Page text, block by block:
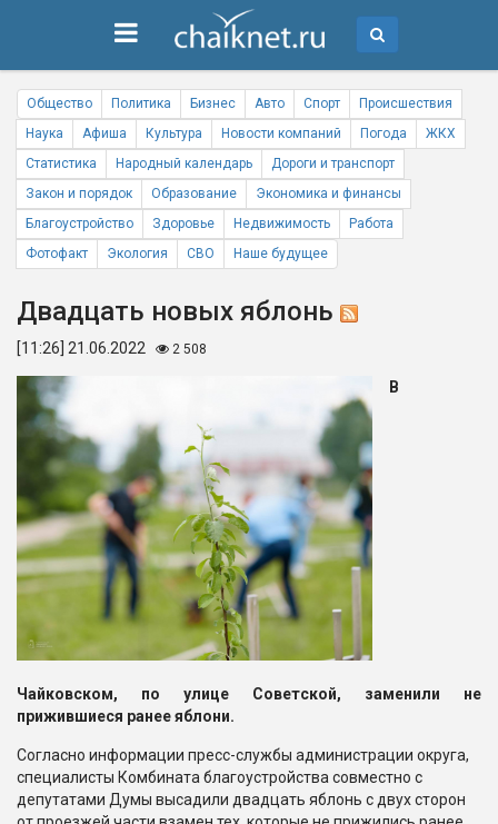
Общество Политика Бизнес Авто Спорт
Происшествия
Наука
Афиша Культура Новости компаний Погода
ЖКХ
Статистика
Народный календарь
Дороги и транспорт
Закон и порядок
Образование
Экономика и финансы
Благоустройство
Здоровье Недвижимость
Работа
Фотофакт
Экология СВО Наше будущее
Двадцать новых яблонь
[11:26] 21.06.2022 2 508
В
Чайковском, по улице Советской, заменили не
прижившиеся ранее яблони.
Согласно информации пресс-службы администрации округа,
специалисты Комбината благоустройства совместно с
депутатами Думы высадили двадцать яблонь с двух сторон